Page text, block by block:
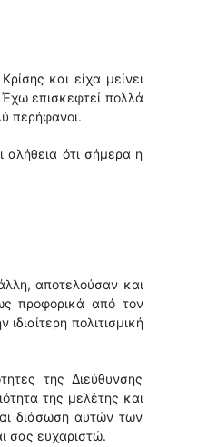
και είχα μείνει
επισκεφτεί πολλά
περήφανοι.
αλήθεια ότι σήμερα η
αποτελούσαν και
προφορικά από τον
πολιτισμική
της Διεύθυνσης
της μελέτης και
διάσωση αυτών των
σας ευχαριστώ.